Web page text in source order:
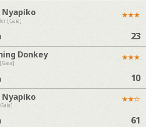
Nyapiko
[Gaia]
★★★
23
Donkey ★★★
10
Nyapiko ★★☆
61